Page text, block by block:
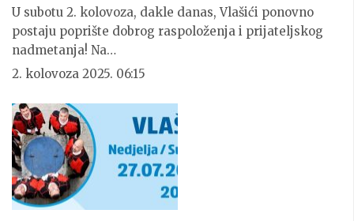
U subotu 2. kolovoza, dakle danas, Vlašići ponovno
postaju poprište dobrog raspoloženja i prijateljskog
nadmetanja! Na…
2. kolovoza 2025. 06:15